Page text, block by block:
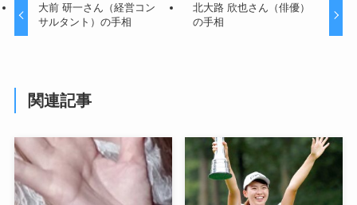
大前 研一さん（経営コン
サルタント）の手相
北大路 欣也さん（俳優）
の手相
関連記事